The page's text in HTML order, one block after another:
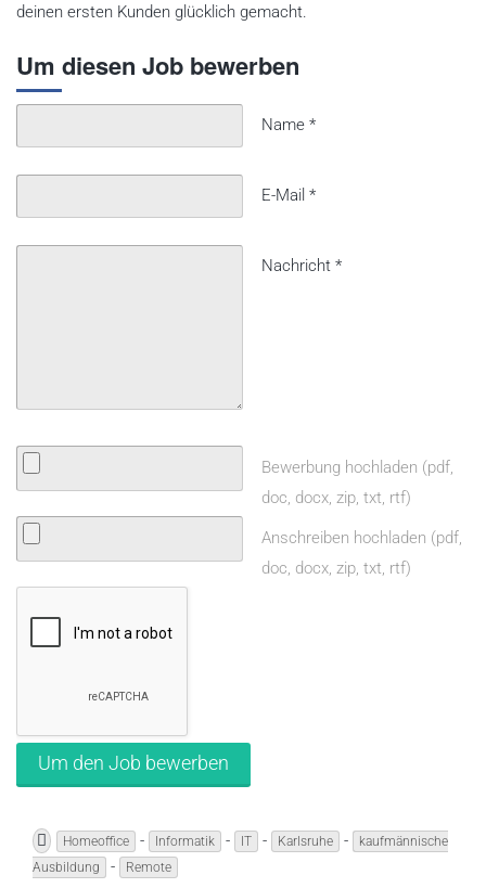
deinen ersten Kunden glücklich gemacht.
Um diesen Job bewerben
Name *
E-Mail *
Nachricht *
Bewerbung hochladen (pdf,
doc, docx, zip, txt, rtf)
Anschreiben hochladen (pdf,
doc, docx, zip, txt, rtf)
Homeoffice - Informatik - IT - Karlsruhe -
kaufmännische
Ausbildung
- Remote